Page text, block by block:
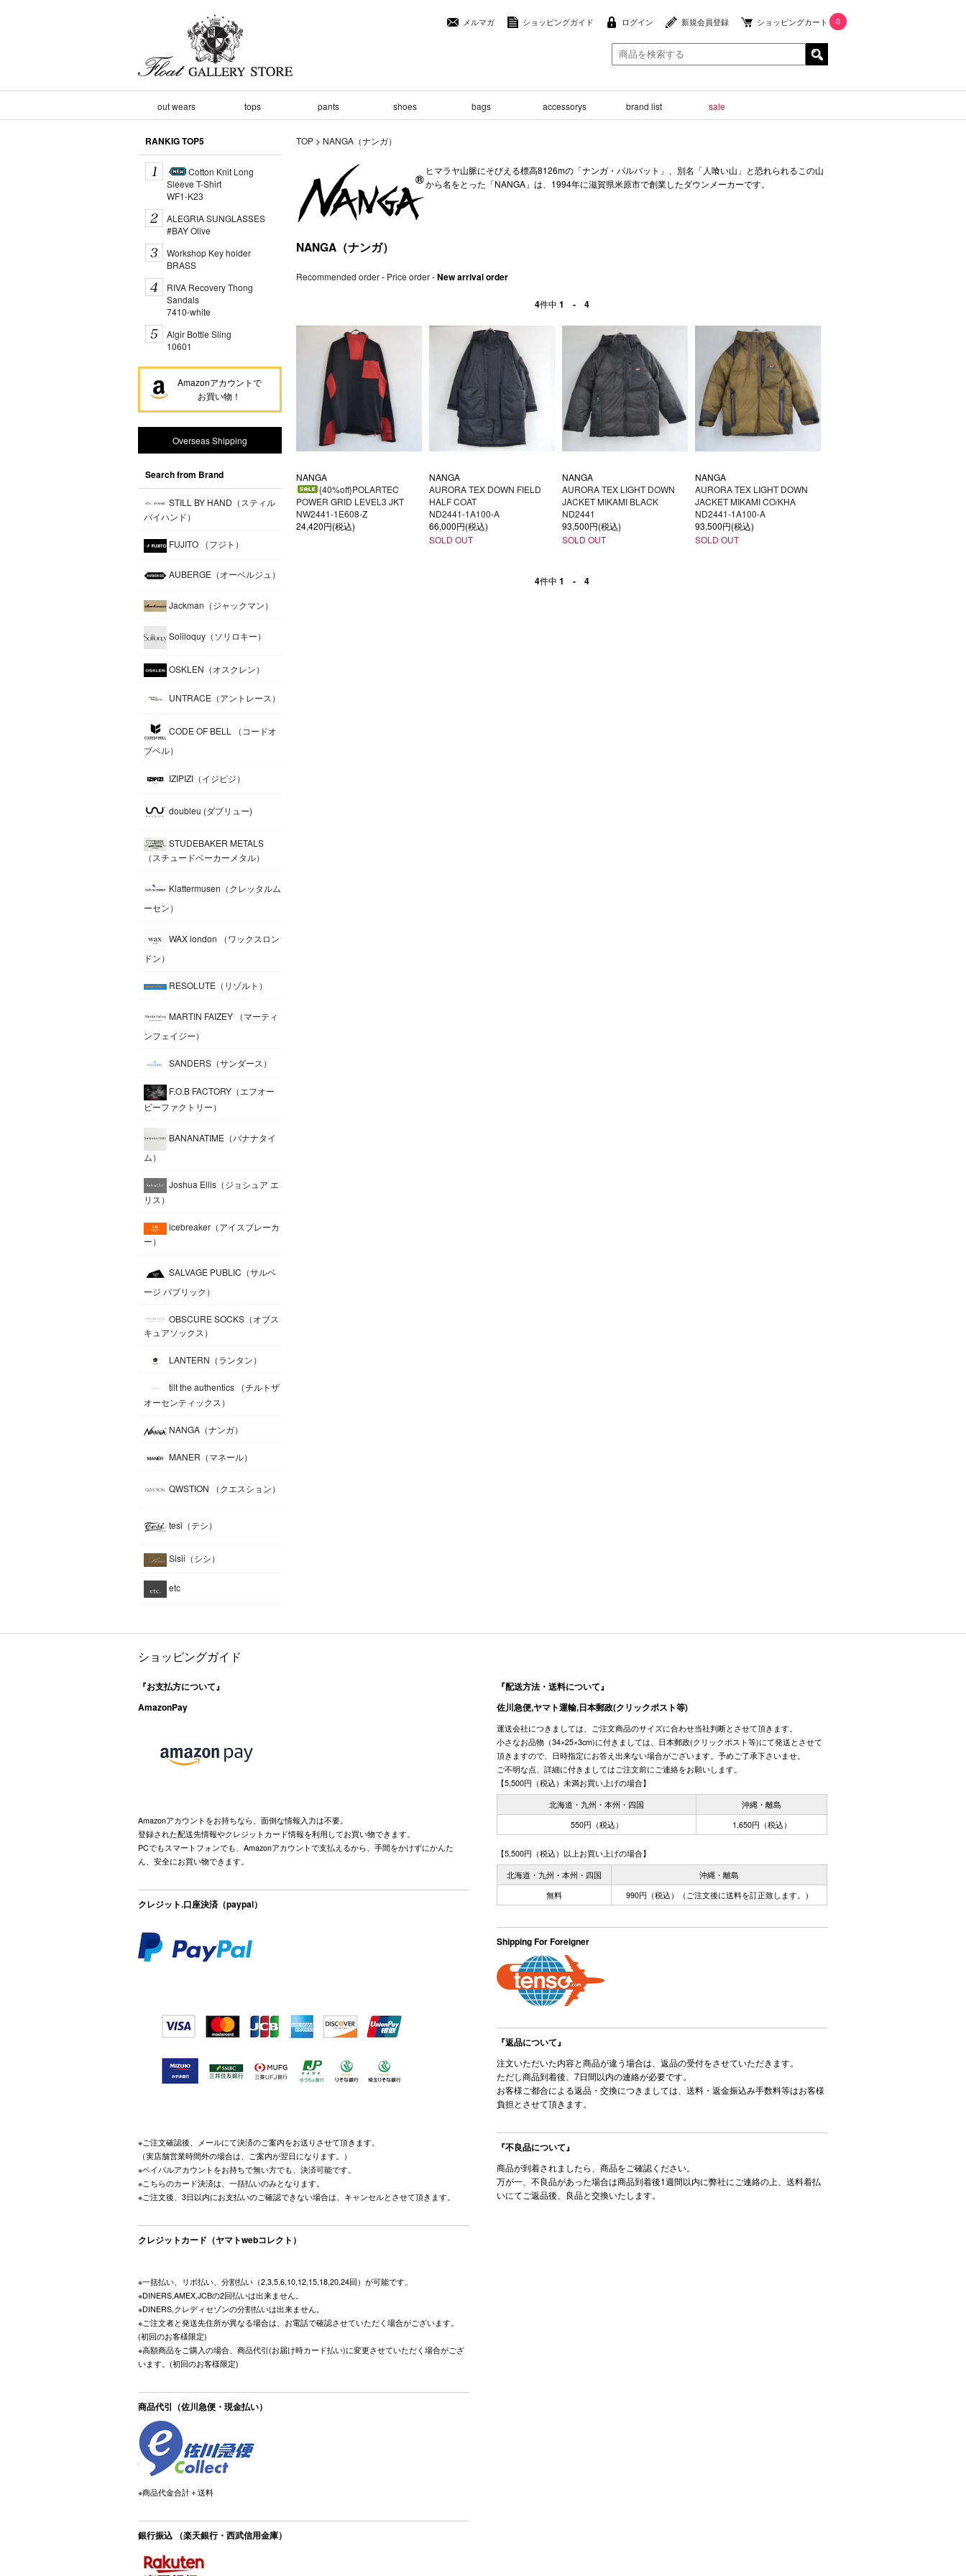
メルマガ ショッピングガイド ログイン 新規会員登録 ショッピングカート 0
out wears tops pants shoes bags accessorys brand list sale
RANKIG TOP5
Cotton Knit Long
Sleeve T-Shirt
WF1-K23
ALEGRIA SUNGLASSES
#BAY Olive
Workshop Key holder
BRASS
RIVA Recovery Thong
Sandals
7410-white
Algir Bottle Sling
10601
Amazonアカウントで
お買い物！
Overseas Shipping
Search from Brand
STILL BY HAND（スティル
バイハンド）
FUJITO （フジト）
AUBERGE（オーベルジュ）
Jackman（ジャックマン）
Soliloquy（ソリロキー）
OSKLEN（オスクレン）
UNTRACE（アントレース）
CODE OF BELL （コードオ
ブベル）
IZIPIZI（イジピジ）
doubleu (ダブリュー)
STUDEBAKER METALS
（スチュードベーカーメタル）
Klattermusen（クレッタルム
ーセン）
WAX london （ワックスロン
ドン）
RESOLUTE（リゾルト）
MARTIN FAIZEY （マーティ
ンフェイジー）
SANDERS（サンダース）
F.O.B FACTORY（エフオー
ビーファクトリー）
BANANATIME（バナナタイ
ム）
Joshua Ellis（ジョシュア エ
リス）
icebreaker（アイスブレーカ
ー）
SALVAGE PUBLIC（サルベ
ージ パブリック）
OBSCURE SOCKS（オブス
キュアソックス）
LANTERN（ランタン）
tilt the authentics （チルトザ
オーセンティックス）
NANGA（ナンガ）
MANER（マネール）
QWSTION （クエスション）
tesi（テシ）
Sisii（シシ）
etc
TOP > NANGA（ナンガ）
ヒマラヤ山脈にそびえる標高8126mの「ナンガ・パルバット」、別名「人喰い山」と恐れられるこの山
から名をとった「NANGA」は、1994年に滋賀県米原市で創業したダウンメーカーです。
NANGA（ナンガ）
Recommended order- Price order-New arrival order
4件中 1 - 4
NANGA
{40%off}POLARTEC
POWER GRID LEVEL3 JKT
NW2441-1E608-Z
24,420円(税込)
NANGA
AURORA TEX DOWN FIELD
HALF COAT
ND2441-1A100-A
66,000円(税込)
SOLD OUT
NANGA
AURORA TEX LIGHT DOWN
JACKET MIKAMI BLACK
ND2441
93,500円(税込)
SOLD OUT
NANGA
AURORA TEX LIGHT DOWN
JACKET MIKAMI CO/KHA
ND2441-1A100-A
93,500円(税込)
SOLD OUT
4件中 1 - 4
ショッピングガイド
『お支払方について』
AmazonPay
Amazonアカウントをお持ちなら、面倒な情報入力は不要。
登録された配送先情報やクレジットカード情報を利用してお買い物できます。
PCでもスマートフォンでも、Amazonアカウントで支払えるから、手間をかけずにかんた
ん、安全にお買い物できます。
クレジット.口座決済（paypal）
※ご注文確認後、メールにて決済のご案内をお送りさせて頂きます。
（実店舗営業時間外の場合は、ご案内が翌日になります。）
※ペイパルアカウントをお持ちで無い方でも、決済可能です。
※こちらのカード決済は、一括払いのみとなります。
※ご注文後、3日以内にお支払いのご確認できない場合は、キャンセルとさせて頂きます。
クレジットカード（ヤマトwebコレクト）
※一括払い、リボ払い、分割払い（2,3,5,6,10,12,15,18,20,24回）が可能です。
※DINERS,AMEX,JCBの2回払いは出来ません。
※DINERS,クレディセゾンの分割払いは出来ません。
※ご注文者と発送先住所が異なる場合は、お電話で確認させていただく場合がございます。
(初回のお客様限定)
※高額商品をご購入の場合、商品代引(お届け時カード払い)に変更させていただく場合がござ
います。(初回のお客様限定)
商品代引（佐川急便・現金払い）
※商品代金合計＋送料
銀行振込 （楽天銀行・西武信用金庫）
『配送方法・送料について』
佐川急便,ヤマト運輸,日本郵政(クリックポスト等)
運送会社につきましては、ご注文商品のサイズに合わせ当社判断とさせて頂きます。
小さなお品物（34×25×3cm)に付きましては、日本郵政(クリックポスト等)にて発送とさせて
頂きますので、日時指定にお答え出来ない場合がございます。予めご了承下さいませ。
ご不明な点、詳細に付きましてはご注文前にご連絡をお願いします。
【5,500円（税込）未満お買い上げの場合】
北海道・九州・本州・四国
沖縄・離島
550円（税込）
1,650円（税込）
【5,500円（税込）以上お買い上げの場合】
北海道・九州・本州・四国
沖縄・離島
無料
990円（税込）（ご注文後に送料を訂正致します。）
Shipping For Foreigner
『返品について』
注文いただいた内容と商品が違う場合は、返品の受付をさせていただきます。
ただし商品到着後、7日間以内の連絡が必要です。
お客様ご都合による返品・交換につきましては、送料・返金振込み手数料等はお客様
負担とさせて頂きます。
『不良品について』
商品が到着されましたら、商品をご確認ください。
万が一、不良品があった場合は商品到着後1週間以内に弊社にご連絡の上、送料着払
いにてご返品後、良品と交換いたします。